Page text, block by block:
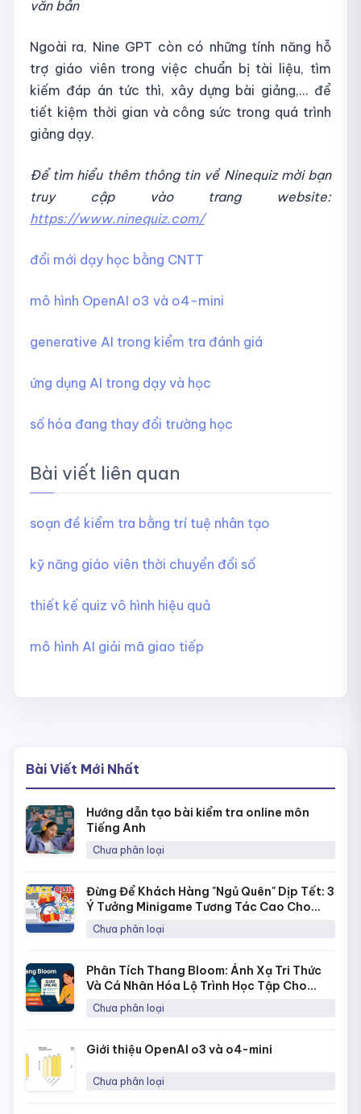
văn bản
Ngoài ra, Nine GPT còn có những tính năng hỗ
trợ giáo viên trong việc chuẩn bị tài liệu, tìm
kiếm đáp án tức thì, xây dựng bài giảng,... để
tiết kiệm thời gian và công sức trong quá trình
giảng dạy.
Để tìm hiểu thêm thông tin về Ninequiz mời bạn
truy cập vào trang website:
https://www.ninequiz.com/
đổi mới dạy học bằng CNTT
mô hình OpenAI o3 và o4-mini
generative AI trong kiểm tra đánh giá
ứng dụng AI trong dạy và học
số hóa đang thay đổi trường học
Bài viết liên quan
soạn đề kiểm tra bằng trí tuệ nhân tạo
kỹ năng giáo viên thời chuyển đổi số
thiết kế quiz vô hình hiệu quả
mô hình AI giải mã giao tiếp
Bài Viết Mới Nhất
Hướng dẫn tạo bài kiểm tra online môn
Tiếng Anh
Chưa phân loại
Đừng Để Khách Hàng "Ngủ Quên" Dịp Tết: 3
Ý Tưởng Minigame Tương Tác Cao Cho
Fanpage Với Quick Quiz
Chưa phân loại
Phân Tích Thang Bloom: Ánh Xạ Tri Thức
Và Cá Nhân Hóa Lộ Trình Học Tập Cho
Từng Học Sinh
Chưa phân loại
Giới thiệu OpenAI o3 và o4-mini
Chưa phân loại